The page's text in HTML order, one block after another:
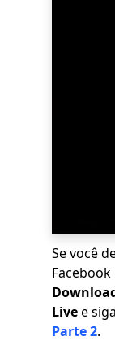
Se você
Livee
Parte 2.